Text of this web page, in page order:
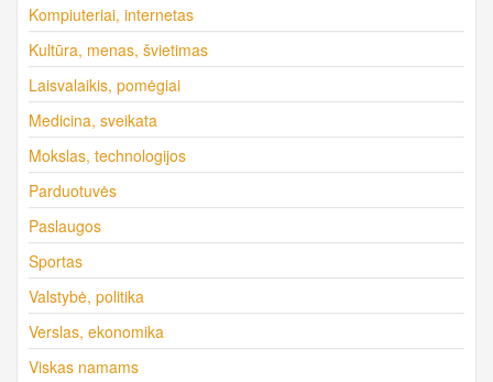
Kompiuteriai, internetas
Kultūra, menas, švietimas
Laisvalaikis, pomėgiai
Medicina, sveikata
Mokslas, technologijos
Parduotuvės
Paslaugos
Sportas
Valstybė, politika
Verslas, ekonomika
Viskas namams